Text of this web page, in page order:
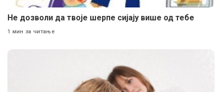
Не дозволи да твоје шерпе сијају више од тебе
1 мин за читање